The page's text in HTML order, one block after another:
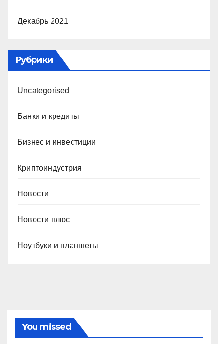
Декабрь 2021
Рубрики
Uncategorised
Банки и кредиты
Бизнес и инвестиции
Криптоиндустрия
Новости
Новости плюс
Ноутбуки и планшеты
You missed